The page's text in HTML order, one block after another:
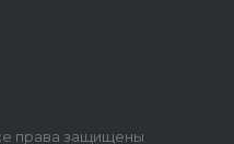
права защищены